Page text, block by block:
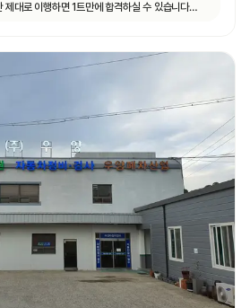
제대로 이행하면 1트만에 합격하실 수 있습니다